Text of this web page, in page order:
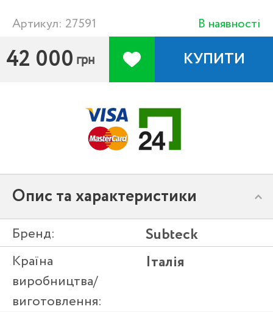
Артикул: 27591 В наявності
42 000 грн КУПИТИ
Опис та характеристики
Бренд: Subteck
Країна
виробництва/
виготовлення:
Італія